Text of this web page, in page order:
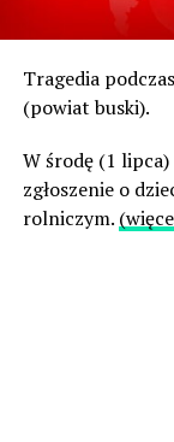
Tragedia
(powiat buski).
W środę (1 lipca)
zgłoszenie o
rolniczym.